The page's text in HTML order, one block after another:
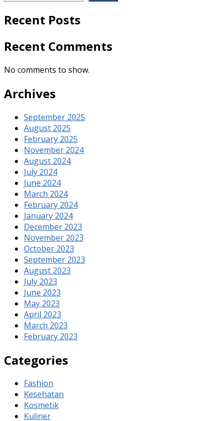
Recent Posts
Recent Comments
No comments to show.
Archives
September 2025
August 2025
February 2025
November 2024
August 2024
July 2024
June 2024
March 2024
February 2024
January 2024
December 2023
November 2023
October 2023
September 2023
August 2023
July 2023
June 2023
May 2023
April 2023
March 2023
February 2023
Categories
Fashion
Kesehatan
Kosmetik
Kuliner